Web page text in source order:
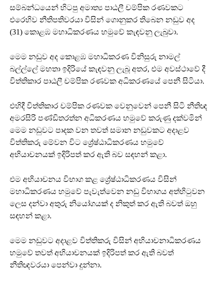
සම්බන්ධයෙන් හිටපු අමාත්‍ය පාඨලී චම්පික රණවකට
එරෙහිව නීතිපතිවරයා විසින් ගොනුකර තිබෙන නඩුව අද
(31) කොළඹ මහාධිකරණය හමුවේ කැඳවනු ලැබුවා.
මෙම නඩුව අද කොළඹ මහාධිකරණ විනිසුරු නාමල්
බල්ල්ලේ මහතා ඉදිරියේ කැඳවනු ලැබූ අතර, එම අවස්ථාවේ දී
විත්තිකාර පාඨලී චම්පික රණවක අධිකරණයේ පෙනී සිටියා.
එහිදී විත්තිකාර චම්පික රණවක වෙනුවෙන් පෙනී සිටි නීතිඥ
අමරසිරි පණ්ඩිතරත්න අධිකරණය හමුවේ කරුණු දක්වමින්
මෙම නඩුවට පාදක වන තවත් සමාන නඩුවකට අදාළව
විත්තිකරු මේවන විට ශ්‍රේෂ්ඨාධිකරණය හමුවේ
අභියාචනයක් ඉදිරිපත් කර ඇති බව සඳහන් කළා.
එම අභියාචනය විභාග කළ ශ්‍රේෂ්ඨාධිකරණය විසින්
මහාධිකරණය හමුවේ පැවැත්වෙන නඩු විභාගය අත්හිටුවන
ලෙස දන්වා අතුරු නියෝගයක් ද නිකුත් කර ඇති බවත් ඔහු
සඳහන් කළා.
මෙම නඩුවට අදාළව විත්තිකරු විසින් අභියාචනාධිකරණය
හමුවේ තවත් අභියාචනයක් ඉදිරිපත් කර ඇති බවත්
නීතිඥවරයා පෙන්වා දුන්නා.